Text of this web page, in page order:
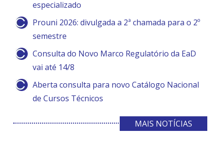
especializado
Prouni 2026: divulgada a 2ª chamada para o 2º
semestre
Consulta do Novo Marco Regulatório da EaD
vai até 14/8
Aberta consulta para novo Catálogo Nacional
de Cursos Técnicos
MAIS NOTÍCIAS